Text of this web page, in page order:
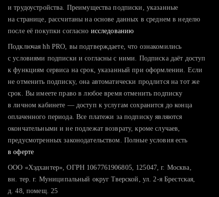
тратите много времени на поиск и вручную поднимаете
хотите сравнить себя с конкурентами и оценить шансы
и трудоустройства. Преимущества подписки, указанные
на странице, рассчитаны на основе данных в среднем в неделю
после её покупки согласно исследованию
Подключая hh PRO, вы подтверждаете, что ознакомились
с условиями подписки и согласны с ними. Подписка даёт доступ
к функциям сервиса на срок, указанный при оформлении. Если
не отменить подписку, она автоматически продлится на тот же
срок. Вы имеете право в любое время отменить подписку
в личном кабинете — доступ к услугам сохранится до конца
оплаченного периода. Все платежи за подписку являются
окончательными и не подлежат возврату, кроме случаев,
предусмотренных законодательством. Полные условия есть
в оферте
ООО «Хэдхантер», ОГРН 1067761906805, 125047, г. Москва,
вн. тер. г. Муниципальный округ Тверской, ул. 2-я Брестская,
д. 48, помещ. 25